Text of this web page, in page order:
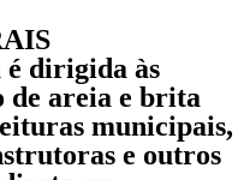
dirigida às
de areia e brita
municipais,
e outros